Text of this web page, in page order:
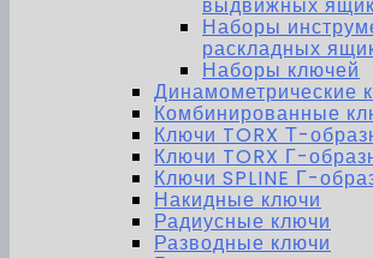
Наборы
раскладных
Наборы ключей
Динамометрические
Комбинированные
Ключи TORX Т-
Ключи TORX Г-
Ключи SPLINE Г-
Накидные ключи
Радиусные ключи
Разводные ключи